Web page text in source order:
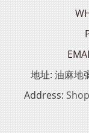
地址: 油麻地
Address: